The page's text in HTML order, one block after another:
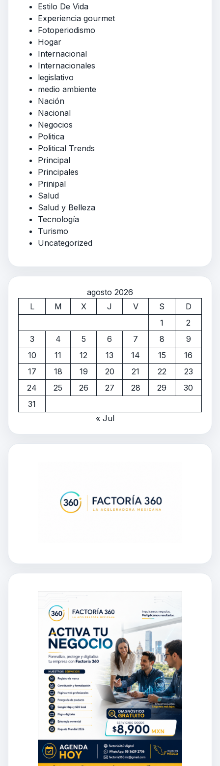
Estilo De Vida
Experiencia gourmet
Fotoperiodismo
Hogar
Internacional
Internacionales
legislativo
medio ambiente
Nación
Nacional
Negocios
Politica
Political Trends
Principal
Principales
Prinipal
Salud
Salud y Belleza
Tecnología
Turismo
Uncategorized
agosto 2026
L
M X J V S
D
1
2
3
4 5 6 7 8
9
10
11 12 13 14 15
16
17
18 19 20 21 22
23
24
25 26 27 28 29
30
31
« Jul